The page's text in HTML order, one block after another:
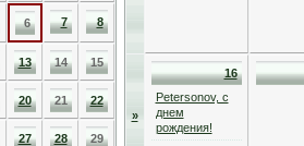
6 7 8
13 14 15
20 21 22
27 28 29
»
16
Petersonov, с
днем
рождения!